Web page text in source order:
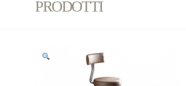
PRODOTTI